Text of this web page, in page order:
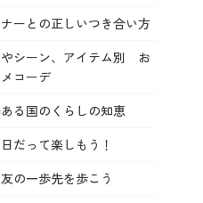
ーとの正しいつき合い方
シーン、アイテム別 お
コーデ
る国のくらしの知恵
だって楽しもう！
の一歩先を歩こう